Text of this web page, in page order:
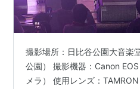
撮影場所：日比谷公園大音楽
公園） 撮影機器：Canon
メラ） 使用レンズ：